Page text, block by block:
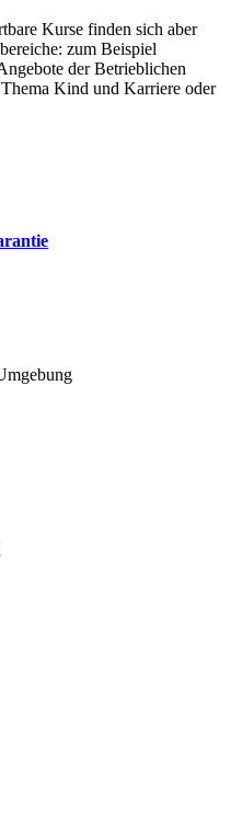
Kurse finden sich aber
zum Beispiel
der Betrieblichen
Kind und Karriere oder